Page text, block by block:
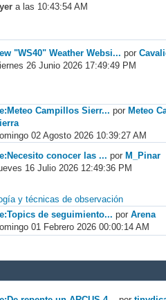
a las 10:43:54 AM
"WS40" Weather Websi... por
26 Junio 2026 17:49:49 PM
Campillos Sierr... por Meteo
02 Agosto 2026 10:39:27 AM
conocer las ... porM_Pinar
16 Julio 2026 12:49:36 PM
y técnicas de observación
de seguimiento... porArena
01 Febrero 2026 00:00:14 AM